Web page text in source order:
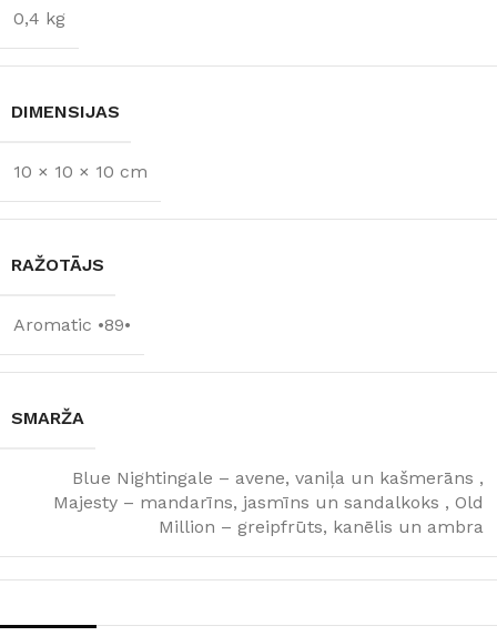
0,4 kg
DIMENSIJAS
10 × 10 × 10 cm
RAŽOTĀJS
Aromatic •89•
SMARŽA
Blue Nightingale – avene, vaniļa un kašmerāns ,
Majesty – mandarīns, jasmīns un sandalkoks , Old
Million – greipfrūts, kanēlis un ambra